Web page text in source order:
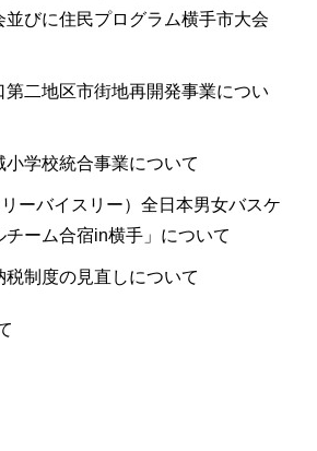
並びに住民プログラム横手市大会
第二地区市街地再開発事業につい
小学校統合事業について
リーバイスリー）全日本男女バスケ
チーム合宿in横手」について
税制度の見直しについて